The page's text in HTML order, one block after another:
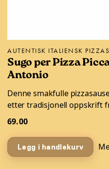
AUTENTISK ITALIENSK
Sugo per Pizza
Antonio
Denne smakfulle
etter tradisjonell oppskrift
69.00
Legg i handlekurv